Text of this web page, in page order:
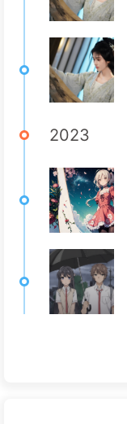
2023